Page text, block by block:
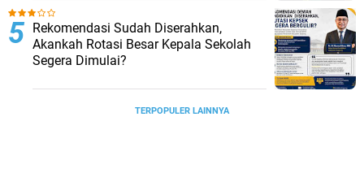
Rekomendasi Sudah Diserahkan,
Akankah Rotasi Besar Kepala Sekolah
Segera Dimulai?
TERPOPULER LAINNYA